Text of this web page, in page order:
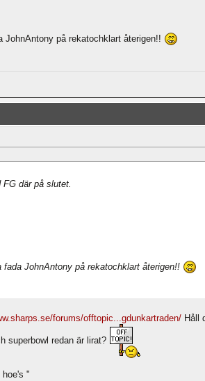
på rekatochklart återigen!!
där på slutet.
JohnAntony på rekatochklart återigen!!
forums/offtopic...gdunkartraden/Håll
superbowl redan är lirat?
"